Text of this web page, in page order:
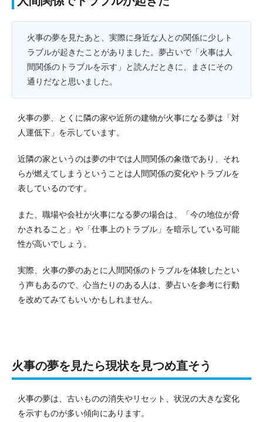
火事の夢を見たあと、実際に身近な人との関係に少しト
ラブルが起きたことがありました。夢占いで「火事は人
間関係のトラブルを示す」と読んだときに、まさにその
通りだなと思いました。
火事の夢、とくに隣の家や近所の建物が火事になる夢は「対
人運低下」を示しています。
近隣の家というのは夢の中では人間関係の象徴であり、それ
らが燃えてしまうということは人間関係の変化やトラブルを
表しているのです。
また、職場や会社が火事になる夢の場合は、「今の地位が脅
かされること」や「仕事上のトラブル」を暗示している可能
性が高いでしょう。
実際、火事の夢のあとに人間関係のトラブルを体験したとい
う声もあるので、心当たりのある人は、夢占いを参考に行動
を改めてみてもいいかもしれません。
火事の夢を見たら現状を見つめ直そう
火事の夢は、古いものの消失やリセット、状況の大きな変化
を示すものが多い傾向にあります。